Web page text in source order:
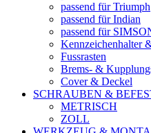
passend für Triumph
passend für Indian
passend für
Kennzeichenhalter
Fussrasten
Brems- &
Cover & Deckel
SCHRAUBEN &
METRISCH
ZOLL